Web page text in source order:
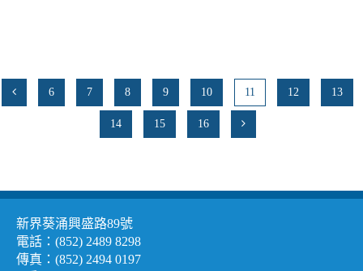
6 7 8 9 10 11 12 13
14 15 16
新界葵涌興盛路89號
電話：(852) 2489 8298
傳真：(852) 2494 0197